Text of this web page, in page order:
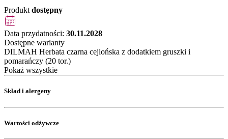
Produkt dostępny
Data przydatności: 30.11.2028
Dostępne warianty
DILMAH Herbata czarna cejlońska z dodatkiem gruszki i
pomarańczy (20 tor.)
Pokaż wszystkie
Skład i alergeny
Wartości odżywcze